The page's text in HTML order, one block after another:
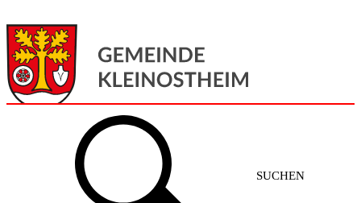
SUCHEN
Gemeinde + Service